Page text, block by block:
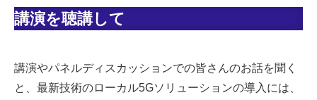
講演を聴講して
講演やパネルディスカッションでの皆さんのお話を聞く
と、最新技術のローカル5Gソリューションの導入には、